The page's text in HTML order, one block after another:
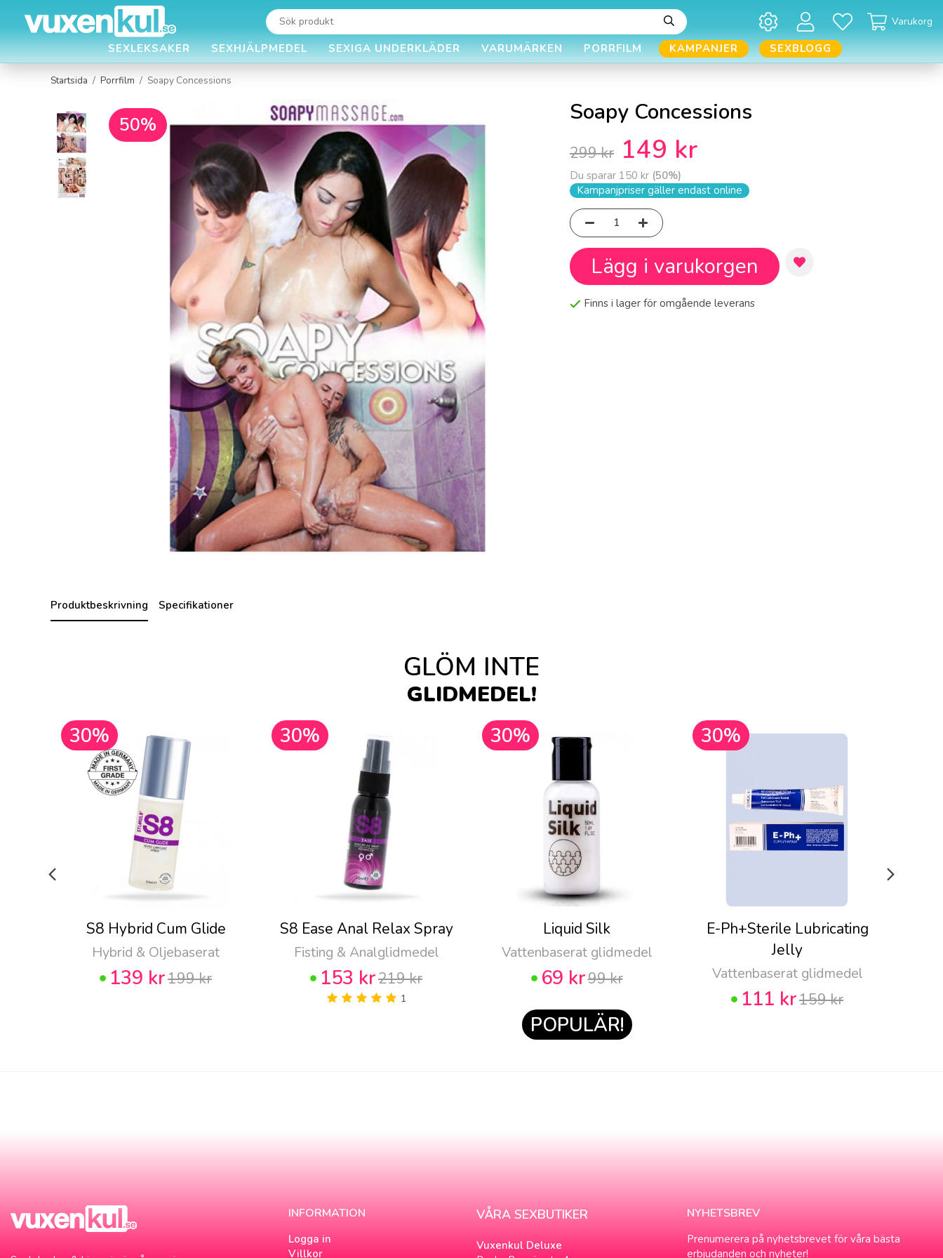
Varukorg
SEXLEKSAKER SEXHJÄLPMEDEL SEXIGA UNDERKLÄDER VARUMÄRKEN PORRFILM KAMPANJER SEXBLOGG
Startsida / Porrfilm / Soapy Concessions
50% Soapy Concessions
299 kr 149 kr
Du sparar 150 kr (50%)
Kampanjpriser gäller endast online
Lägg i varukorgen
Finns i lager för omgående leverans
Produktbeskrivning Specifikationer
GLÖM INTE
GLIDMEDEL!
30%
S8 Hybrid Cum Glide
Hybrid & Oljebaserat
139 kr199 kr
30%
S8 Ease Anal Relax Spray
Fisting & Analglidmedel
153 kr219 kr
1
30%
Liquid Silk
Vattenbaserat glidmedel
69 kr99 kr
POPULÄR!
30%
E-Ph+Sterile Lubricating
Jelly
Vattenbaserat glidmedel
111 kr159 kr
INFORMATION
Logga in
Villkor
VÅRA SEXBUTIKER
Vuxenkul Deluxe
NYHETSBREV
Prenumerera på nyhetsbrevet för våra bästa
erbjudanden och nyheter!